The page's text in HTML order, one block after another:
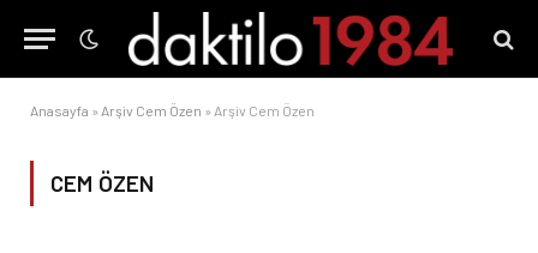
Anasayfa » Arşiv Cem Özen » Arşiv Cem Özen
CEM ÖZEN